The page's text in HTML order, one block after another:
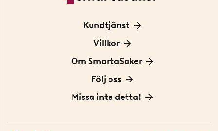
Kundtjänst
Kontakta oss
För Företag
Villkor
Frakt och leverans
Personuppgiftspolicy
Om SmartaSaker
Om oss
Vår historia
Följ oss
Blogg: Smarta tips
Missa inte detta!